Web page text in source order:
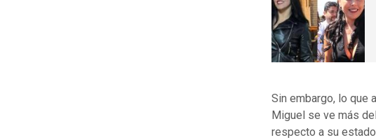
Sin embargo, lo que
Miguel se ve más
respecto a su